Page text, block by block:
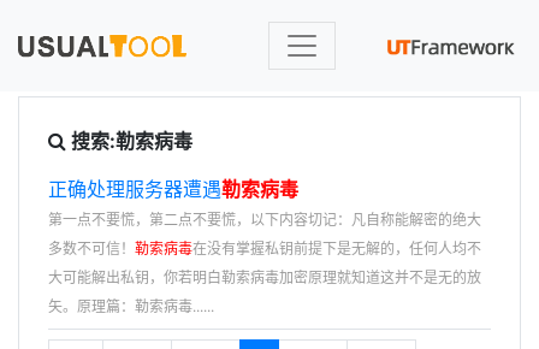
搜索:勒索病毒
正确处理服务器遭遇勒索病毒
第一点不要慌，第二点不要慌，以下内容切记：凡自称能解密的绝大
多数不可信！ 勒索病毒在没有掌握私钥前提下是无解的，任何人均不
大可能解出私钥，你若明白勒索病毒加密原理就知道这并不是无的放
矢。原理篇：勒索病毒......